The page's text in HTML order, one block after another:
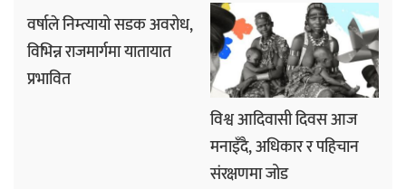
वर्षाले निम्त्यायो सडक अवरोध,
विभिन्न राजमार्गमा यातायात
प्रभावित
विश्व आदिवासी दिवस आज
मनाइँदै, अधिकार र पहिचान
संरक्षणमा जोड